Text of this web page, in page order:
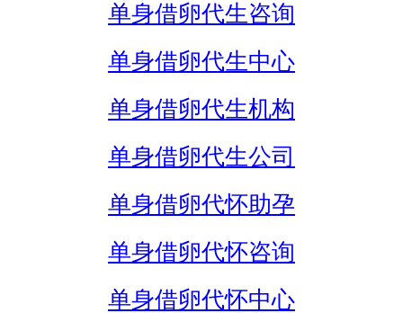
单身借卵代生咨询
单身借卵代生中心
单身借卵代生机构
单身借卵代生公司
单身借卵代怀助孕
单身借卵代怀咨询
单身借卵代怀中心